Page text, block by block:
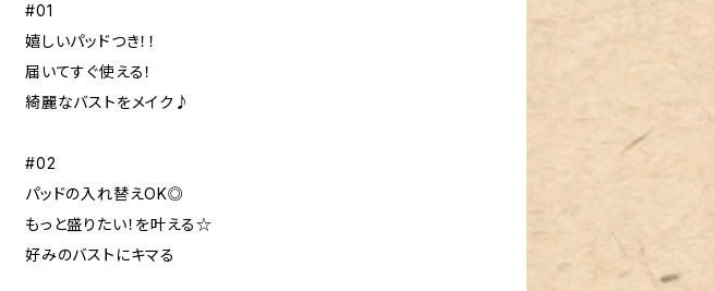
#01
嬉しいパッドつき！！
届いてすぐ使える！
綺麗なバストをメイク♪
#02
パッドの入れ替えOK◎
もっと盛りたい！を叶える☆
好みのバストにキマる